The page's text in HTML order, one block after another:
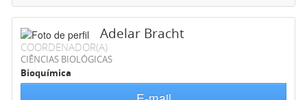
Adelar Bracht
COORDENADOR(A)
CIÊNCIAS BIOLÓGICAS
Bioquímica